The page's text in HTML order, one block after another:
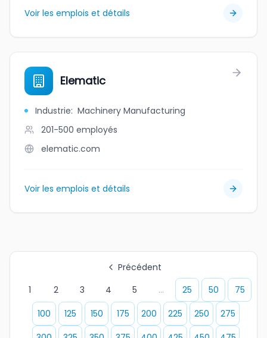
Voir les emplois et détails
Elematic
Industrie: Machinery Manufacturing
201-500 employés
elematic.com
Voir les emplois et détails
Précédent
1
2 3 4 5 ... 25 50
75
100
125 150 175 200 225 250
275